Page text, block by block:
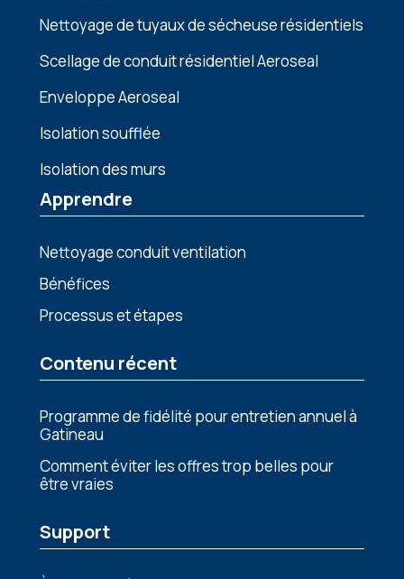
Nettoyage de tuyaux de sécheuse résidentiels
Scellage de conduit résidentiel Aeroseal
Enveloppe Aeroseal
Isolation soufflée
Isolation des murs
Apprendre
Nettoyage conduit ventilation
Bénéfices
Processus et étapes
Contenu récent
Programme de fidélité pour entretien annuel à
Gatineau
Comment éviter les offres trop belles pour
être vraies
Support